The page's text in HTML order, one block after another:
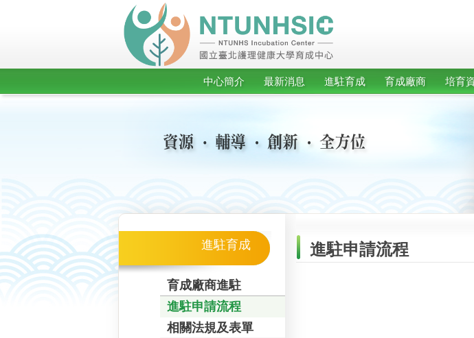
中心簡介 最新消息 進駐育成 育成廠商 培育
進駐育成
育成廠商進駐
進駐申請流程
相關法規及表單
進駐申請流程
首頁